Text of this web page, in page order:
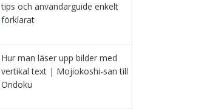
tips och användarguide enkelt
förklarat
Hur man läser upp bilder med
vertikal text | Mojiokoshi-san till
Ondoku